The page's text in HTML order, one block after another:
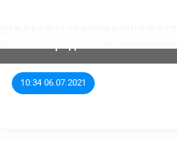
10:34 06.07.2021